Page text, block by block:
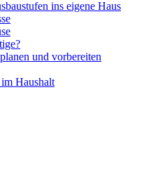
ins eigene Haus
und vorbereiten
Haushalt